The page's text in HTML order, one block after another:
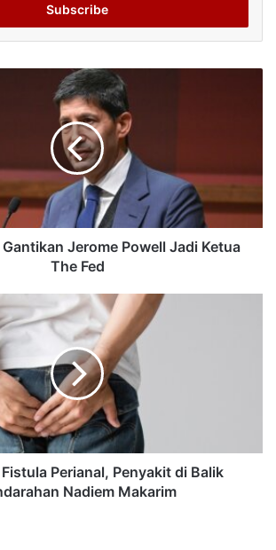
Jerome Powell Jadi Ketua
The Fed
Perianal, Penyakit di Balik
Nadiem Makarim